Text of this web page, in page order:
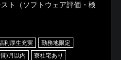
スト（ソフトウェア評価・検
利厚生充実
勤務地限定
/月以内
寮社宅あり